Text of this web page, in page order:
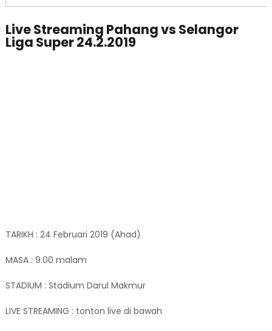
Live Streaming Pahang vs Selangor
Liga Super 24.2.2019
TARIKH : 24 Februari 2019 (Ahad)
MASA : 9.00 malam
STADIUM : Stadium Darul Makmur
LIVE STREAMING : tonton live di bawah